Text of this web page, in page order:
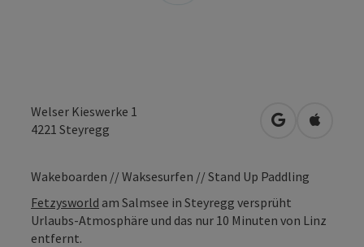
Welser Kieswerke 1
4221 Steyregg in Google
in
Wakeboarden // Waksesurfen // Stand Up Paddling
Fetzysworld am Salmsee in Steyregg versprüht
Urlaubs-Atmosphäre und das nur 10 Minuten von Linz
entfernt.